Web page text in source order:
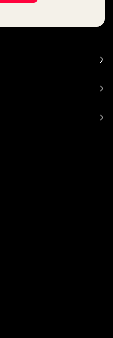
아클라인 시리즈
해변, 수영장, 루프탑
연락처